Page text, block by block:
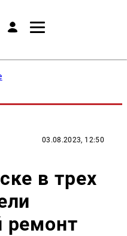
03.08.2023, 12:50
в трех
ремонт